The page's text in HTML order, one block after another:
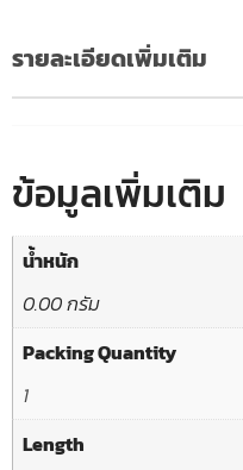
รายละเอียดเพิ่มเติม
ข้อมูลเพิ่มเติม
น้ำหนัก
0.00 กรัม
Packing Quantity
1
Length